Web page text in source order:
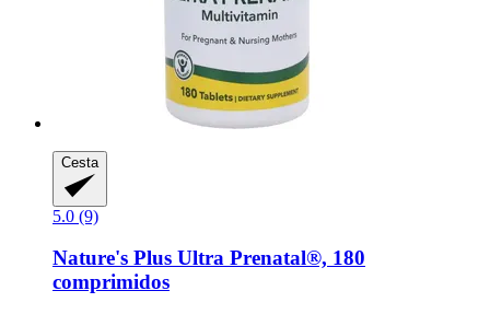
Cesta
5.0 (9)
Nature's Plus Ultra Prenatal®, 180
comprimidos